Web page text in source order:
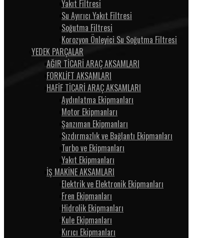
Yakıt Filtresi
Su Ayırıcı Yakıt Filtresi
Soğutma Filtresi
Korozyon Önleyici Su Soğutma Filtresi
YEDEK PARÇALAR
AĞIR TİCARİ ARAÇ AKSAMLARI
FORKLİFT AKSAMLARI
HAFİF TİCARİ ARAÇ AKSAMLARI
Aydınlatma Ekipmanları
Motor Ekipmanları
Şanzıman Ekipmanları
Sızdırmazlık ve Bağlantı Ekipmanları
Turbo ve Ekipmanları
Yakıt Ekipmanları
İŞ MAKİNE AKSAMLARI
Elektrik ve Elektronik Ekipmanları
Fren Ekipmanları
Hidrolik Ekipmanları
Kule Ekipmanları
Kırıcı Ekipmanları